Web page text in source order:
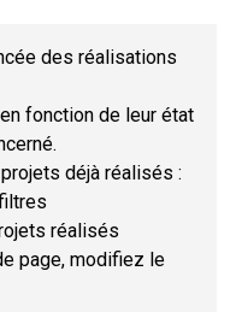
des réalisations
fonction de leur état
déjà réalisés :
réalisés
page, modifiez le